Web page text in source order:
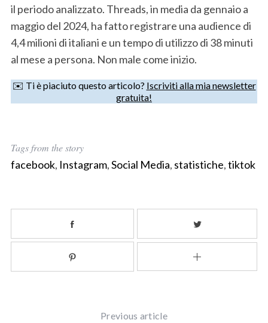
il periodo analizzato. Threads, in media da gennaio a
maggio del 2024, ha fatto registrare una audience di
4,4 milioni di italiani e un tempo di utilizzo di 38 minuti
al mese a persona. Non male come inizio.
✉️ Ti è piaciuto questo articolo? Iscriviti alla mia newsletter
gratuita!
Tags from the story
facebook, Instagram,Social Media, statistiche,tiktok
Previous article